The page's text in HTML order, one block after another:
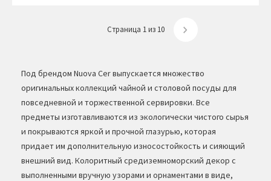
Страница 1 из 10
Под брендом Nuova Cer выпускается множество
оригинальных коллекций чайной и столовой посуды для
повседневной и торжественной сервировки. Все
предметы изготавливаются из экологически чистого сырья
и покрываются яркой и прочной глазурью, которая
придает им дополнительную износостойкость и сияющий
внешний вид. Колоритный средиземноморский декор с
выполненными вручную узорами и орнаментами в виде,